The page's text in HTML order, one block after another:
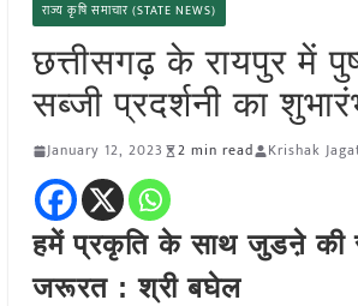
राज्य कृषि समाचार (STATE NEWS)
छत्तीसगढ़ के रायपुर में
सब्जी प्रदर्शनी का
January 12, 2023 2 min read Krishak
हमें प्रकृति के साथ जुडऩे की
जरूरत : श्री बघेल